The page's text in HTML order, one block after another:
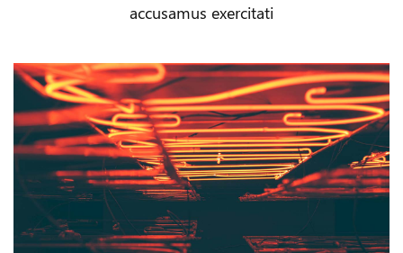
accusamus exercitati